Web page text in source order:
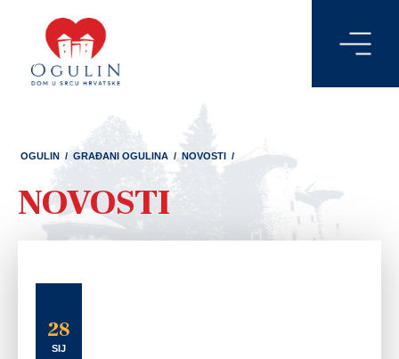
OGULIN / GRAĐANI OGULINA / NOVOSTI /
NOVOSTI
28
SIJ